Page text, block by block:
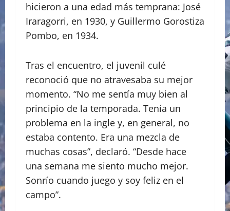
hicieron a una edad más temprana: José
Iraragorri, en 1930, y Guillermo Gorostiza
Pombo, en 1934.
Tras el encuentro, el juvenil culé
reconoció que no atravesaba su mejor
momento. “No me sentía muy bien al
principio de la temporada. Tenía un
problema en la ingle y, en general, no
estaba contento. Era una mezcla de
muchas cosas”, declaró. “Desde hace
una semana me siento mucho mejor.
Sonrío cuando juego y soy feliz en el
campo”.